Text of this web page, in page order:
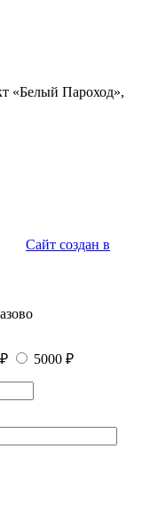
«Белый Пароход»,
Сайт создан в
5000 ₽